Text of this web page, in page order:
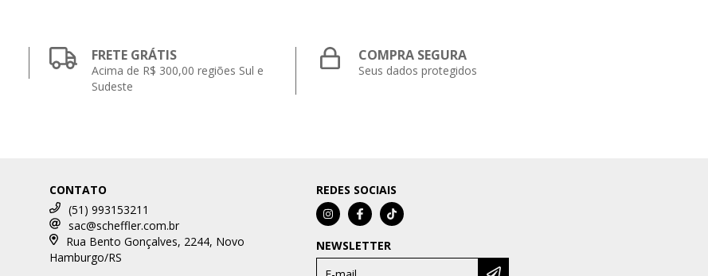
FRETE GRÁTIS
Acima de R$ 300,00 regiões Sul e
Sudeste
COMPRA SEGURA
Seus dados protegidos
CONTATO
(51) 993153211
sac@scheffler.com.br
Rua Bento Gonçalves, 2244, Novo
Hamburgo/RS
REDES SOCIAIS
NEWSLETTER